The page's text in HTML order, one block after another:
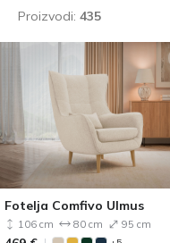
Proizvodi: 435
Fotelja Comfivo Ulmus
106 cm 80 cm 95 cm